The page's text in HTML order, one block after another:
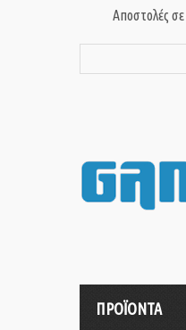
Αποστολές
ΠΡΟΪΟΝΤΑ